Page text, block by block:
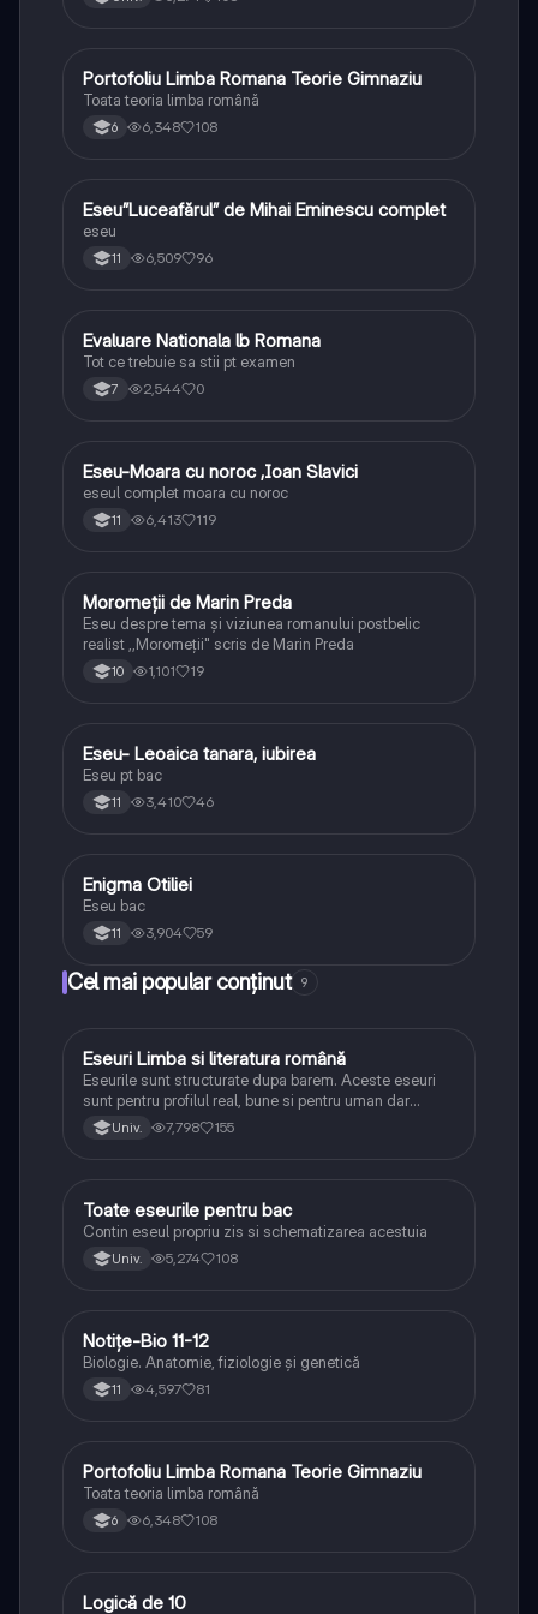
Limba și literatura română
Portofoliu Limba Romana Teorie Gimnaziu
Toata teoria limba română
6 6,348 108
Limba și literatura română
Eseu”Luceafărul” de Mihai Eminescu complet
eseu
11 6,509 96
Limba și literatura română
Evaluare Nationala lb Romana
Tot ce trebuie sa stii pt examen
7 2,544 0
Limba și literatura română
Eseu-Moara cu noroc ,Ioan Slavici
eseul complet moara cu noroc
11 6,413 119
Limba și literatura română
Moromeții de Marin Preda
Eseu despre tema și viziunea romanului postbelic
realist ,,Moromeții" scris de Marin Preda
10 1,101 19
Limba și literatura română
Eseu- Leoaica tanara, iubirea
Eseu pt bac
11 3,410 46
Limba și literatura română
Enigma Otiliei
Eseu bac
11 3,904 59
Cel mai popular conținut 9
Limba și literatura română
Eseuri Limba si literatura română
Eseurile sunt structurate dupa barem. Aceste eseuri
sunt pentru profilul real, bune si pentru uman dar
lipsesc relatiile dintre personaje si caracrerizarile.
Univ. 7,798 155
Limba și literatura română
Toate eseurile pentru bac
Contin eseul propriu zis si schematizarea acestuia
Univ. 5,274 108
Biologie
Notițe-Bio 11-12
Biologie. Anatomie, fiziologie și genetică
11 4,597 81
Limba și literatura română
Portofoliu Limba Romana Teorie Gimnaziu
Toata teoria limba română
6 6,348 108
Logică
Logică de 10